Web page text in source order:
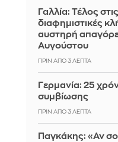
Γαλλία: Τέλος
διαφημιστικές
αυστηρή
Αυγούστου
ΠΡΙΝ ΑΠΌ 3 ΛΕΠΤΆ
Γερμανία: 25
συμβίωσης
ΠΡΙΝ ΑΠΌ 3 ΛΕΠΤΆ
Παγκάκης: «Αν